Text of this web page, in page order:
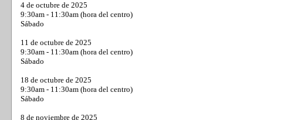
4 de octubre de 2025
9:30am - 11:30am (hora del centro)
Sábado
11 de octubre de 2025
9:30am - 11:30am (hora del centro)
Sábado
18 de octubre de 2025
9:30am - 11:30am (hora del centro)
Sábado
8 de noviembre de 2025